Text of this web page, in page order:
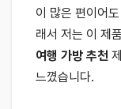
이 많은 편이어
래서 저는 이 제
여행 가방 추천
느꼈습니다.